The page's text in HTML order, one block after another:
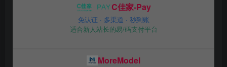
C佳家-Pay
免认证 · 多渠道 · 秒到账
适合新人站长的易/码支付平台
MoreModel